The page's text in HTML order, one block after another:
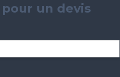
un devis